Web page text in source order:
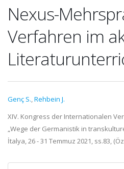
Nexus-
Verfahren im
Genç S.,Rehbein J.
XIV. Kongress der Internationalen
„Wege der Germanistik in
İtalya, 26 - 31 Temmuz 2021, ss.83,